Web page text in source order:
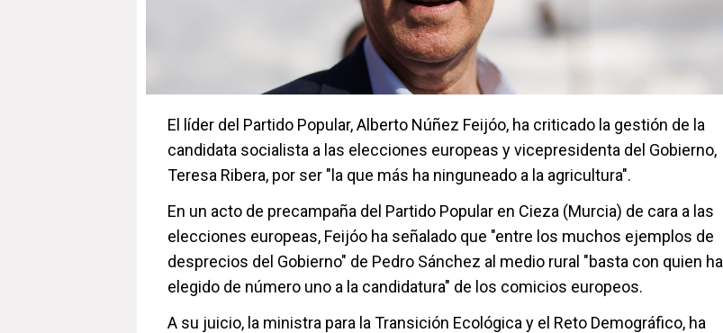
El líder del Partido Popular, Alberto Núñez Feijóo, ha criticado la gestión de la
candidata socialista a las elecciones europeas y vicepresidenta del Gobierno,
Teresa Ribera, por ser "la que más ha ninguneado a la agricultura".
En un acto de precampaña del Partido Popular en Cieza (Murcia) de cara a las
elecciones europeas, Feijóo ha señalado que "entre los muchos ejemplos de
desprecios del Gobierno" de Pedro Sánchez al medio rural "basta con quien ha
elegido de número uno a la candidatura" de los comicios europeos.
A su juicio, la ministra para la Transición Ecológica y el Reto Demográfico, ha